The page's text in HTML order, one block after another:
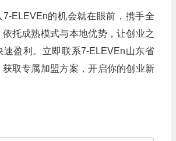
7-ELEVEn的机会就在眼前，携手全
托成熟模式与本地优势，让创业之
速盈利。立即联系7-ELEVEn山东省
获取专属加盟方案，开启你的创业新